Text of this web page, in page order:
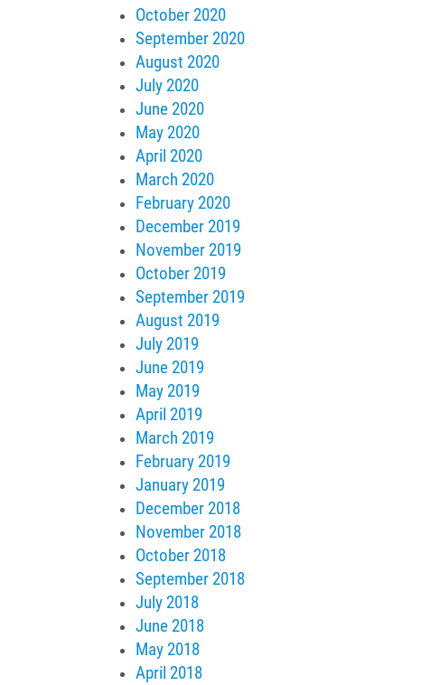
October 2020
September 2020
August 2020
July 2020
June 2020
May 2020
April 2020
March 2020
February 2020
December 2019
November 2019
October 2019
September 2019
August 2019
July 2019
June 2019
May 2019
April 2019
March 2019
February 2019
January 2019
December 2018
November 2018
October 2018
September 2018
July 2018
June 2018
May 2018
April 2018